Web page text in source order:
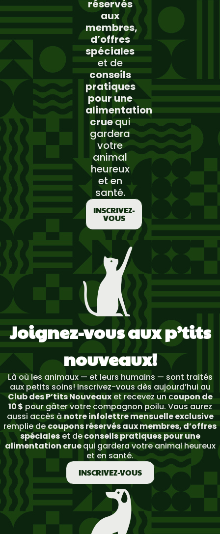
réservés
aux
membres,
d’offres
spéciales
et de
conseils
pratiques
pour une
alimentation
cruequi
gardera
votre
animal
heureux
et en
santé.
INSCRIVEZ-
VOUS
Joignez-vous aux p’tits
nouveaux!
Là où les animaux — et leurs humains — sont traités
aux petits soins! Inscrivez-vous dès aujourd’hui au
Club des P’tits Nouveauxet recevez un coupon de
10 $ pour gâter votre compagnon poilu. Vous aurez
aussi accès ànotre infolettre mensuelle exclusive
remplie decoupons réservés aux membres, d’offres
spécialeset deconseils pratiques pour une
alimentation cruequi gardera votre animal heureux
et en santé.
INSCRIVEZ-VOUS